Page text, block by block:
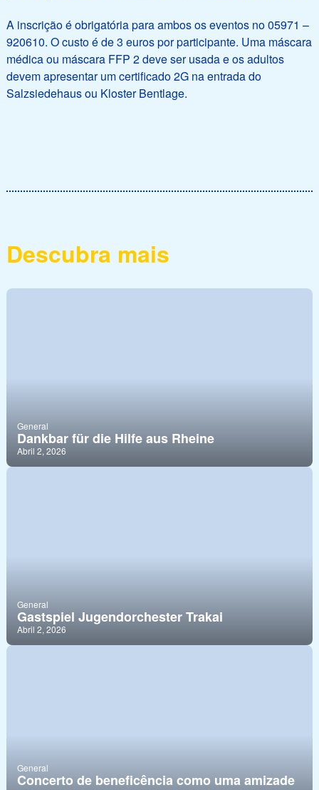
A inscrição é obrigatória para ambos os eventos no 05971 –
920610. O custo é de 3 euros por participante. Uma máscara
médica ou máscara FFP 2 deve ser usada e os adultos
devem apresentar um certificado 2G na entrada do
Salzsiedehaus ou Kloster Bentlage.
Descubra mais
General
Dankbar für die Hilfe aus Rheine
Abril 2, 2026
General
Gastspiel Jugendorchester Trakai
Abril 2, 2026
General
Concerto de beneficência como uma amizade